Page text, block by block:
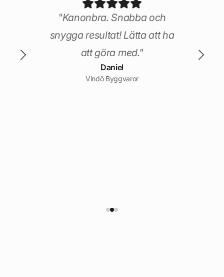
"Kanonbra. Snabba och
snygga resultat! Lätta att ha
att göra med."
Daniel
Vindö Byggvaror